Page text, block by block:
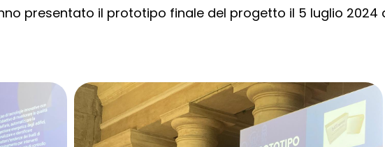
presentato il prototipo finale del progetto il 5 luglio 2024